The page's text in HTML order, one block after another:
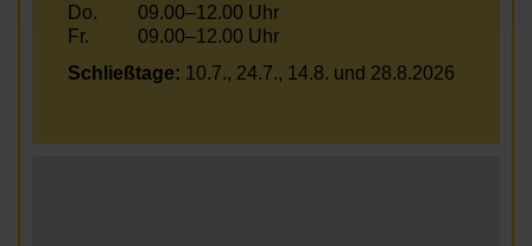
Do.
09.00–12.00 Uhr
Fr.
09.00–12.00 Uhr
Schließtage: 10.7., 24.7., 14.8. und 28.8.2026